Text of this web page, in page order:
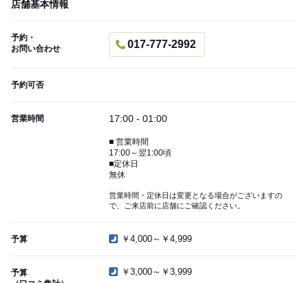
店舗基本情報
予約・
お問い合わせ
017-777-2992
予約可否
営業時間 17:00 - 01:00
■ 営業時間
17:00～翌1:00頃
■定休日
無休
営業時間・定休日は変更となる場合がございますの
で、ご来店前に店舗にご確認ください。
予算 ￥4,000～￥4,999
予算
￥3,000～￥3,999